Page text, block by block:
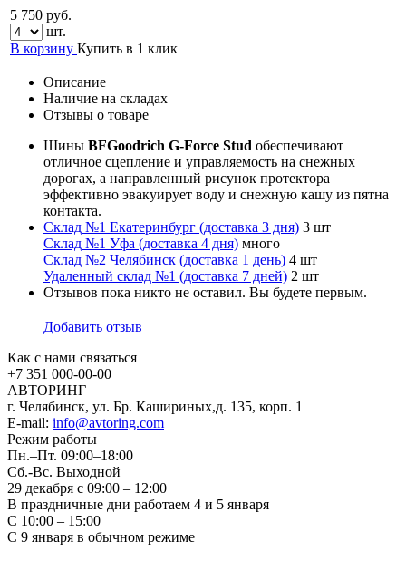
5 750 руб.
шт.
В корзину Купить в 1 клик
Описание
Наличие на складах
Отзывы о товаре
Шины BFGoodrich G-Force Stud обеспечивают
отличное сцепление и управляемость на снежных
дорогах, а направленный рисунок протектора
эффективно эвакуирует воду и снежную кашу из пятна
контакта.
Склад №1 Екатеринбург (доставка 3 дня) 3 шт
Склад №1 Уфа (доставка 4 дня) много
Склад №2 Челябинск (доставка 1 день) 4 шт
Удаленный склад №1 (доставка 7 дней) 2 шт
Отзывов пока никто не оставил. Вы будете первым.
Добавить отзыв
Как с нами связаться
+7 351 000-00-00
АВТОРИНГ
г. Челябинск, ул. Бр. Кашириных,д. 135, корп. 1
E-mail: info@avtoring.com
Режим работы
Пн.–Пт. 09:00–18:00
Сб.-Вс. Выходной
29 декабря с 09:00 – 12:00
В праздничные дни работаем 4 и 5 января
С 10:00 – 15:00
С 9 января в обычном режиме